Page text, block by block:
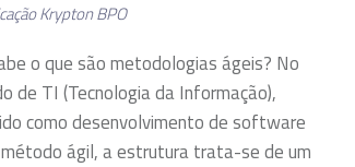
Krypton BPO
o que são metodologias ágeis? No
de TI (Tecnologia da Informação),
como desenvolvimento de software
ágil, a estrutura trata-se de um